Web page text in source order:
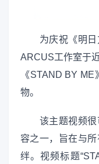
为庆祝《明日
ARCUS工作室于
《STAND BY
物。
该主题视频很
容之一，旨在与
绊。视频标题